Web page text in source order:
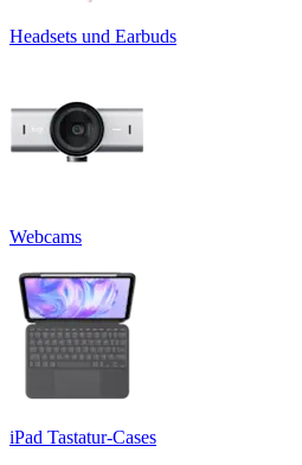
Headsets und Earbuds
Webcams
iPad Tastatur-Cases